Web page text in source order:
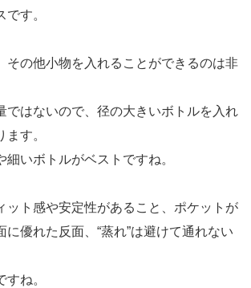
です。
その他小物を入れることができるのは非
ではないので、径の大きいボトルを入れ
す。
細いボトルがベストですね。
ット感や安定性があること、ポケットが
に優れた反面、“蒸れ”は避けて通れない
ね。